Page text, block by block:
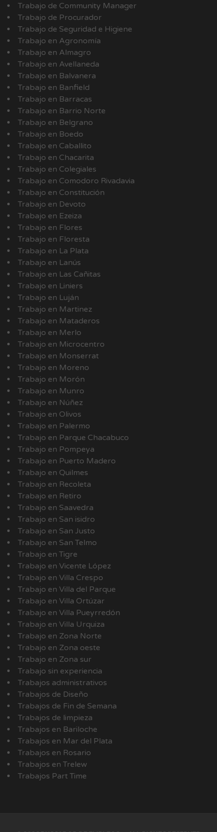
Trabajo de Community Manager
Trabajo de Procurador
Trabajo de Seguridad e Higiene
Trabajo en Agronomía
Trabajo en Almagro
Trabajo en Avellaneda
Trabajo en Balvanera
Trabajo en Banfield
Trabajo en Barracas
Trabajo en Barrio Norte
Trabajo en Belgrano
Trabajo en Boedo
Trabajo en Caballito
Trabajo en Chacarita
Trabajo en Colegiales
Trabajo en Comodoro Rivadavia
Trabajo en Constitución
Trabajo en Devoto
Trabajo en Ezeiza
Trabajo en Flores
Trabajo en Floresta
Trabajo en La Plata
Trabajo en Lanús
Trabajo en Las Cañitas
Trabajo en Liniers
Trabajo en Luján
Trabajo en Martinez
Trabajo en Mataderos
Trabajo en Merlo
Trabajo en Microcentro
Trabajo en Monserrat
Trabajo en Moreno
Trabajo en Morón
Trabajo en Munro
Trabajo en Núñez
Trabajo en Olivos
Trabajo en Palermo
Trabajo en Parque Chacabuco
Trabajo en Pompeya
Trabajo en Puerto Madero
Trabajo en Quilmes
Trabajo en Recoleta
Trabajo en Retiro
Trabajo en Saavedra
Trabajo en San isidro
Trabajo en San Justo
Trabajo en San Telmo
Trabajo en Tigre
Trabajo en Vicente López
Trabajo en Villa Crespo
Trabajo en Villa del Parque
Trabajo en Villa Ortúzar
Trabajo en Villa Pueyrredón
Trabajo en Villa Urquiza
Trabajo en Zona Norte
Trabajo en Zona oeste
Trabajo en Zona sur
Trabajo sin experiencia
Trabajos administrativos
Trabajos de Diseño
Trabajos de Fin de Semana
Trabajos de limpieza
Trabajos en Bariloche
Trabajos en Mar del Plata
Trabajos en Rosario
Trabajos en Trelew
Trabajos Part Time